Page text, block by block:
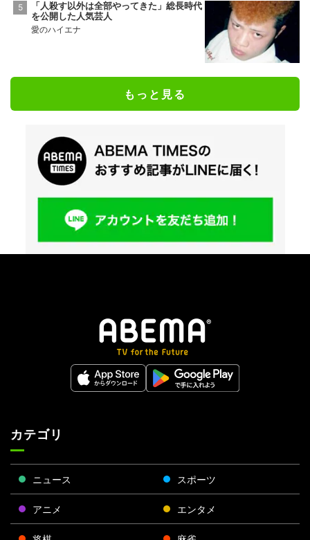
「人殺す以外は全部やってきた」総長時代
を公開した人気芸人
愛のハイエナ
もっと見る
カテゴリ
ニュース スポーツ
アニメ エンタメ